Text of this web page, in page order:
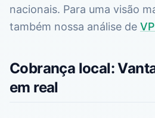
nacionais. Para uma visão
também nossa análise de
Cobrança local:
em real